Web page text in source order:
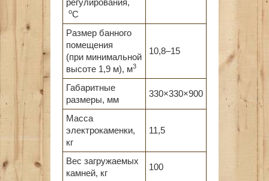
регулирования,
оС
Размер банного
помещения
(при минимальной
высоте 1,9 м), м3
10,8–15
Габаритные
размеры, мм
330×330×900
Масса
электрокаменки,
кг
11,5
Вес загружаемых
камней, кг
100